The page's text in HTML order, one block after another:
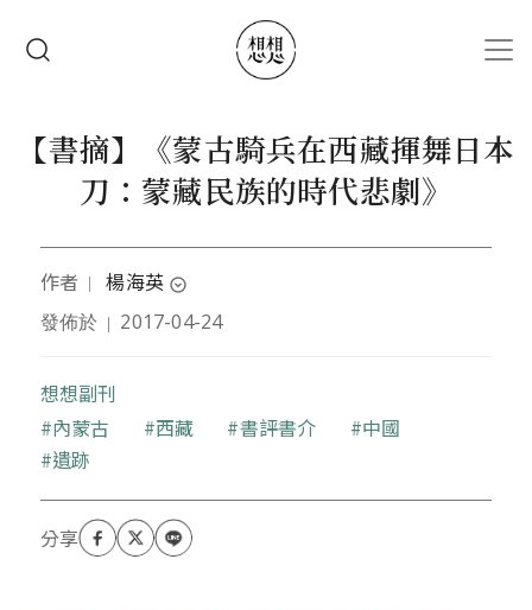
【書摘】《蒙古騎兵在西藏揮舞日本
刀：蒙藏民族的時代悲劇》
作者 ｜ 楊海英 expand_circle_down
1964年出生於南蒙古鄂爾多斯高原。蒙古名字俄尼
國語學院日本語系後，留校任助教。1989年赴日留
學。修完國立民族學博物館綜合研究大學院的博士課
程，獲博士（文學）學位。文化人類學專業。現為日
本靜岡大學人文社會科學部教授。本書是作者榮獲第
的文革大屠殺實錄》（八旗文化）後，推出的又一部
紀實文學全新力作。
發佈於 ｜ 2017-04-24
想想副刊
關鍵字
內蒙古 西藏 書評書介
中國
遺跡